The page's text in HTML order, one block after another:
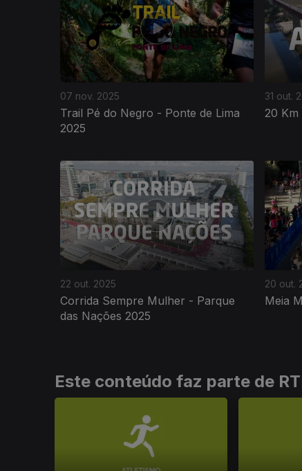
07 nov. 2025
Trail Pé do Negro - Ponte de Lima
2025
31 out.
20 Km
22 out. 2025
Corrida Sempre Mulher - Parque
das Nações 2025
20 out.
Meia
882098
Este conteúdo faz parte de